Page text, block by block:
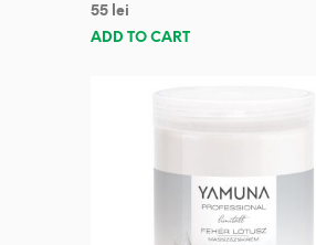
55 lei
ADD TO CART